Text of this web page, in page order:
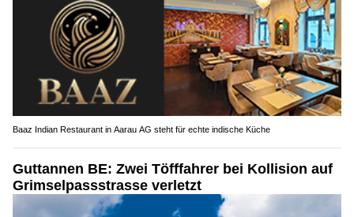
Baaz Indian Restaurant in Aarau AG steht für echte indische Küche
Guttannen BE: Zwei Töfffahrer bei Kollision auf
Grimselpassstrasse verletzt